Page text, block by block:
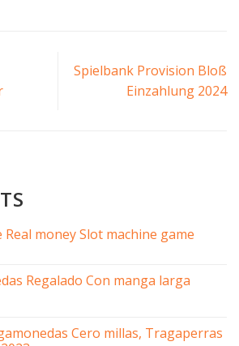
Spielbank Provision Bloß
Einzahlung 2024
money Slot machine game
Regalado Con manga larga
Cero millas, Tragaperras